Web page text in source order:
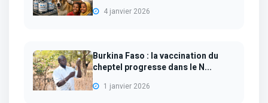
4 janvier 2026
Burkina Faso : la vaccination du
cheptel progresse dans le N...
1 janvier 2026